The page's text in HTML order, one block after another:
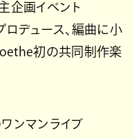
企画イベント
ロデュース、編曲に小
初の共同制作楽
ンマンライブ